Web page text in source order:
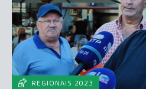
REGIONAIS 2023